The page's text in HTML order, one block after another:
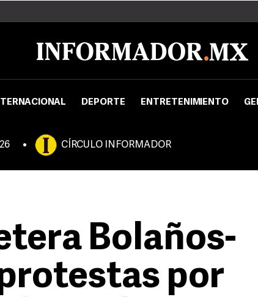
DEPORTE ENTRETENIMIENTO
CÍRCULO INFORMADOR
Bolaños-
por